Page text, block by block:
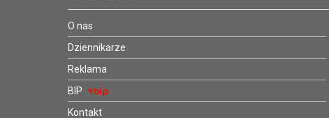
O nas
Dziennikarze
Reklama
BIP
Kontakt